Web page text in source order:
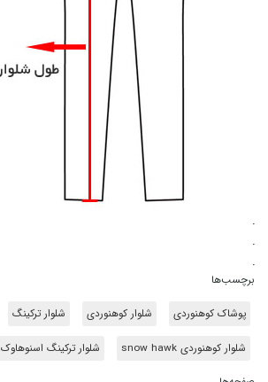
.
.
.
برچسب‌ها
پوشاک کوهنوردی شلوار کوهنوردی شلوار ترکینگ
شلوار کوهنوردی snow hawk شلوار ترکینگ اسنوهاوک